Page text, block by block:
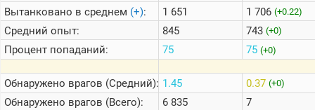
Вытанковано в среднем (+):
Средний опыт:
Процент попаданий:
Обнаружено врагов (Средний):
Обнаружено врагов (Всего):
1 651
845
75
1.45
6 835
1 706 (+0.22)
743 (+0)
75 (+0)
0.37 (+0)
7